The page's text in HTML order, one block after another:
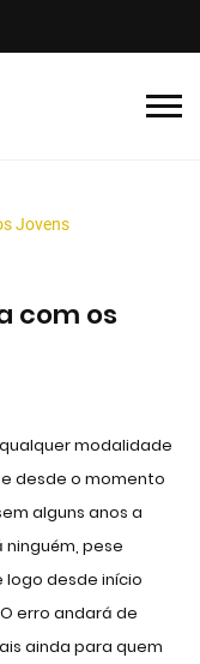
Jovens
com os
modalidade
desde o momento
alguns anos a
pese
desde início
erro andará de
ainda para quem